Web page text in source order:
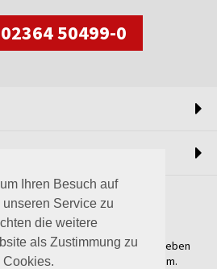
Ihren Besuch auf
Service zu
die weitere
als Zustimmung zu
Cookies.
50499-0
Erfahrungswerte und unser Streben
in unvergleichliche Anlagen um.